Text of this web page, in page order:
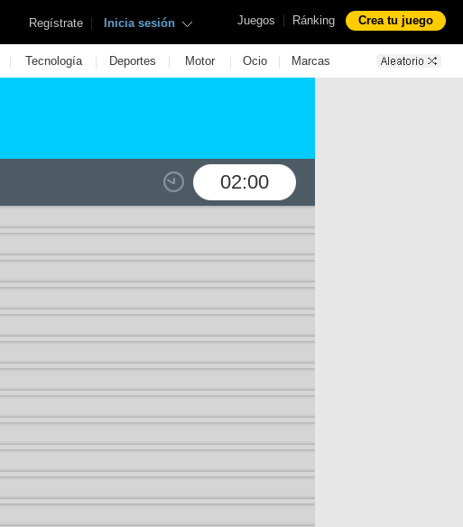
Juegos | Ránking Crea tu juego
Regístrate | Inicia sesión
| Tecnología | Deportes | Motor | Ocio | Marcas
02:00